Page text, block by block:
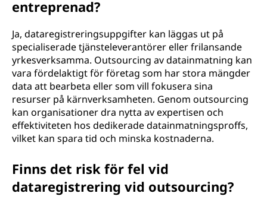
entreprenad?
Ja, dataregistreringsuppgifter kan läggas ut på
specialiserade tjänsteleverantörer eller frilansande
yrkesverksamma. Outsourcing av datainmatning kan
vara fördelaktigt för företag som har stora mängder
data att bearbeta eller som vill fokusera sina
resurser på kärnverksamheten. Genom outsourcing
kan organisationer dra nytta av expertisen och
effektiviteten hos dedikerade datainmatningsproffs,
vilket kan spara tid och minska kostnaderna.
Finns det risk för fel vid
dataregistrering vid outsourcing?